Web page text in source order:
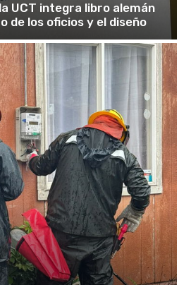
UCT integra libro alemán
de los oficios y el diseño